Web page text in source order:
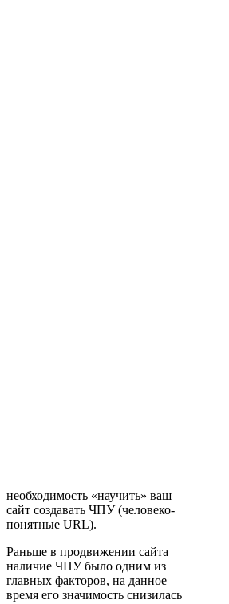
необходимость «научить» ваш
сайт создавать ЧПУ (человеко-
понятные URL).
Раньше в продвижении сайта
наличие ЧПУ было одним из
главных факторов, на данное
время его значимость снизилась